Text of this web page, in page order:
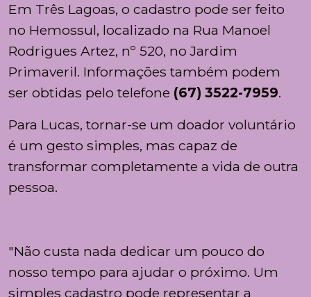
Em Três Lagoas, o cadastro pode ser feito
no Hemossul, localizado na Rua Manoel
Rodrigues Artez, nº 520, no Jardim
Primaveril. Informações também podem
ser obtidas pelo telefone (67) 3522-7959.
Para Lucas, tornar-se um doador voluntário
é um gesto simples, mas capaz de
transformar completamente a vida de outra
pessoa.
"Não custa nada dedicar um pouco do
nosso tempo para ajudar o próximo. Um
simples cadastro pode representar a